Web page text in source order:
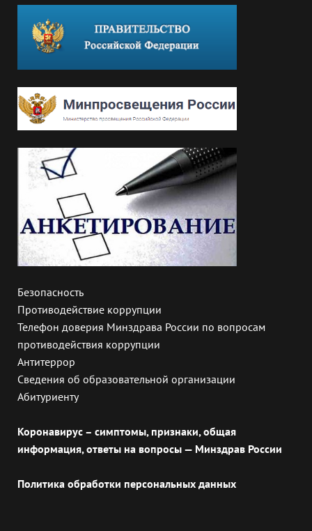
Безопасность
Противодействие коррупции
Телефон доверия Минздрава России по вопросам
противодействия коррупции
Антитеррор
Сведения об образовательной организации
Абитуриенту
Коронавирус – симптомы, признаки, общая
информация, ответы на вопросы — Минздрав России
Политика обработки персональных данных